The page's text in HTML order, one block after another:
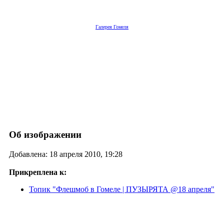
Галерея Гомеля
Об изображении
Добавлена: 18 апреля 2010, 19:28
Прикреплена к:
Топик "Флешмоб в Гомеле | ПУЗЫРЯТА @18 апреля"